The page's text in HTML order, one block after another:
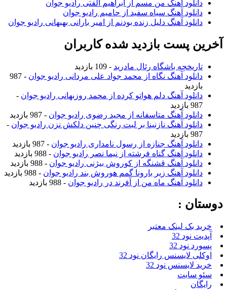
دانلود آهنگ من مسم از ابراهیم الفتی رادیو جوان
دانلود آهنگ سیاه سفید از حامیم رادیو جوان
دانلود آهنگ دلیل زنده بودنم از امیر بارانی بهبهانی رادیو جوان
آخرین پست بازدید شده کاربران
تاریخچه باشگاه رئال مادرید - 109 بازدید
دانلود آهنگ نگاه از محمد جواد علی مردانی رادیو جوان
- 987
بازدید
دانلود آهنگ دلم هواتو کرده از محمد روزبهانی رادیو جوان -
987 بازدید
دانلود آهنگ متاسفانه از مجید رضوی رادیو جوان - 987 بازدید
دانلود آهنگ نازنینا بر لبت رنگی چنین دلکش نزن رادیو جوان -
987 بازدید
دانلود آهنگ جنازه از رسول نامداری رادیو جوان - 987 بازدید
دانلود آهنگ گناه فرشته از نیما نصر رادیو جوان - 988 بازدید
دانلود آهنگ قشنگه از کوروش بیژنی رادیو جوان - 988 بازدید
دانلود آهنگ زیر بارونا گمم هوروش بند رادیو جوان - 988 بازدید
دانلود آهنگ ماه من از آفرند در رادیو جوان - 988 بازدید
دوستان :
خرید بک لینک معتبر
آپدیت نود 32
پسورد نود 32
اوکلی لایسنس رایگان نود 32
خرید لایسنس نود 32
سئو سایت
رایگان